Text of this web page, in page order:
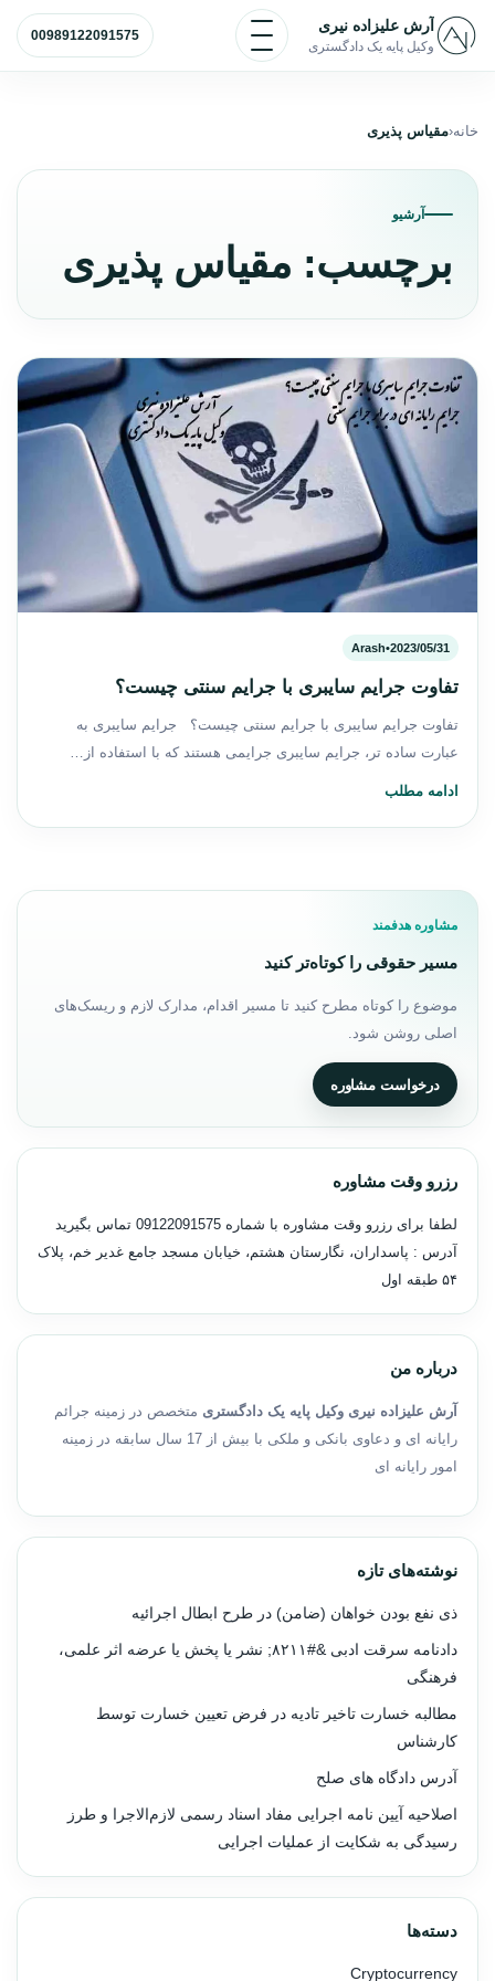
پرش به محتوا
آرش علیزاده نیری
وکیل پایه یک دادگستری
باز و بسته کردن منو
00989122091575
خانه مقیاس پذیری
آرشیو
برچسب: مقیاس پذیری
2023/05/31
•
Arash
تفاوت جرایم سایبری با جرایم سنتی چیست؟
تفاوت جرایم سایبری با جرایم سنتی چیست؟ جرایم سایبری به
عبارت ساده تر، جرایم سایبری جرایمی هستند که با استفاده از…
ادامه مطلب
مشاوره هدفمند
مسیر حقوقی را کوتاه‌تر کنید
موضوع را کوتاه مطرح کنید تا مسیر اقدام، مدارک لازم و ریسک‌های
اصلی روشن شود.
درخواست مشاوره
رزرو وقت مشاوره
لطفا برای رزرو وقت مشاوره با شماره 09122091575 تماس بگیرید
آدرس : پاسداران، نگارستان هشتم، خیابان مسجد جامع غدیر خم، پلاک
۵۴ طبقه اول
درباره من
آرش علیزاده نیری وکیل پایه یک دادگستری متخصص در زمینه جرائم
رایانه ای و دعاوی بانکی و ملکی با بیش از 17 سال سابقه در زمینه
امور رایانه ای
نوشته‌های تازه
ذی نفع بودن خواهان (ضامن) در طرح ابطال اجرائیه
دادنامه سرقت ادبی &#۸۲۱۱; نشر یا پخش یا عرضه اثر علمی،
فرهنگی
مطالبه خسارت تاخیر تادیه در فرض تعیین خسارت توسط
کارشناس
آدرس دادگاه های صلح
اصلاحیه آیین نامه اجرایی مفاد اسناد رسمی لازم‌الاجرا و طرز
رسیدگی به شکایت از عملیات اجرایی
دسته‌ها
Cryptocurrency